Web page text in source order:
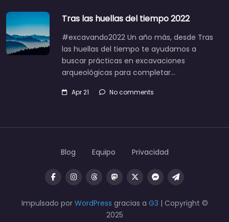
Tras las huellas del tiempo 2022
#excavando2022 Un año más, desde Tras
las huellas del tiempo te ayudamos a
buscar prácticas en excavaciones
arqueológicas para completar…
Apr 21 No comments
Blog Equipo Privacidad
Impulsado por WordPress gracias a G3 | Copyright ©
2025